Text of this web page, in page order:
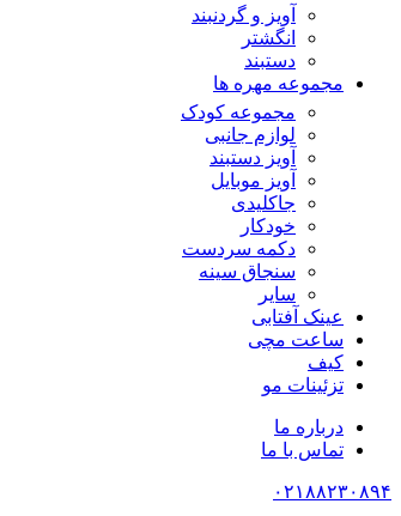
آویز و گردنبند
انگشتر
دستبند
مجموعه مهره ها
مجموعه کودک
لوازم جانبی
آویز دستبند
آویز موبایل
جاکلیدی
خودکار
دکمه سردست
سنجاق سینه
سایر
عینک آفتابی
ساعت مچی
کیف
تزئینات مو
درباره ما
تماس با ما
۰۲۱۸۸۲۳۰۸۹۴